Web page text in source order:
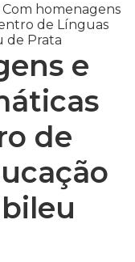
Com homenagens
de Línguas
de Prata
e
de